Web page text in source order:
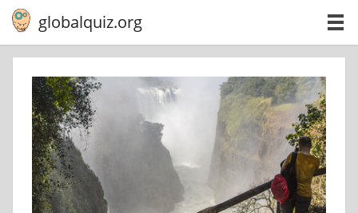
globalquiz.org